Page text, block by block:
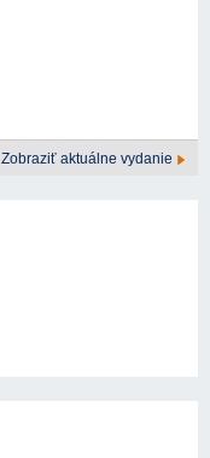
Zobraziť aktuálne vydanie